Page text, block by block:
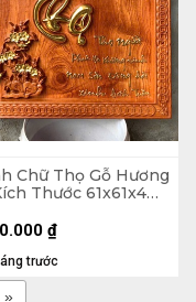
Chữ Thọ Gỗ Hương
Thước 61x61x4
trước
₫
»